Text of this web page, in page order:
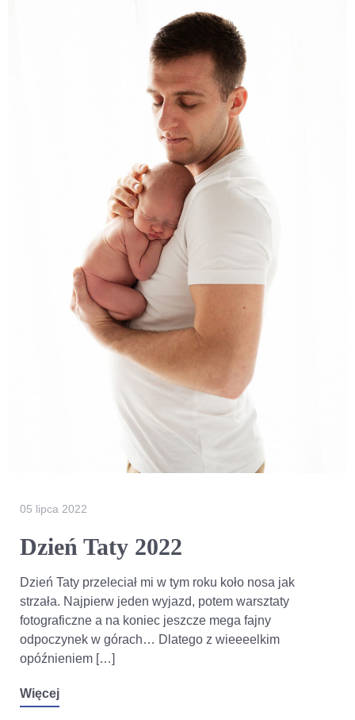
05 lipca 2022
Dzień Taty 2022
Dzień Taty przeleciał mi w tym roku koło nosa jak
strzała. Najpierw jeden wyjazd, potem warsztaty
fotograficzne a na koniec jeszcze mega fajny
odpoczynek w górach… Dlatego z wieeeelkim
opóźnieniem […]
Więcej